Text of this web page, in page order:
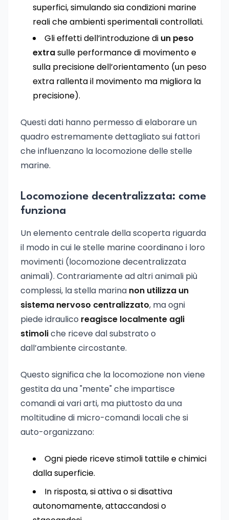
superfici, simulando sia condizioni marine
reali che ambienti sperimentali controllati.
Gli effetti dell’introduzione di un peso
extrasulle performance di movimento e
sulla precisione dell’orientamento (un peso
extra rallenta il movimento ma migliora la
precisione).
Questi dati hanno permesso di elaborare un
quadro estremamente dettagliato sui fattori
che influenzano la locomozione delle stelle
marine.
Locomozione decentralizzata: come
funziona
Un elemento centrale della scoperta riguarda
il modo in cui le stelle marine coordinano i loro
movimenti (locomozione decentralizzata
animali). Contrariamente ad altri animali più
complessi, la stella marina non utilizza un
sistema nervoso centralizzato, ma ogni
piede idraulico reagisce localmente agli
stimoliche riceve dal substrato o
dall’ambiente circostante.
Questo significa che la locomozione non viene
gestita da una "mente" che impartisce
comandi ai vari arti, ma piuttosto da una
moltitudine di micro-comandi locali che si
auto-organizzano:
Ogni piede riceve stimoli tattile e chimici
dalla superficie.
In risposta, si attiva o si disattiva
autonomamente, attaccandosi o